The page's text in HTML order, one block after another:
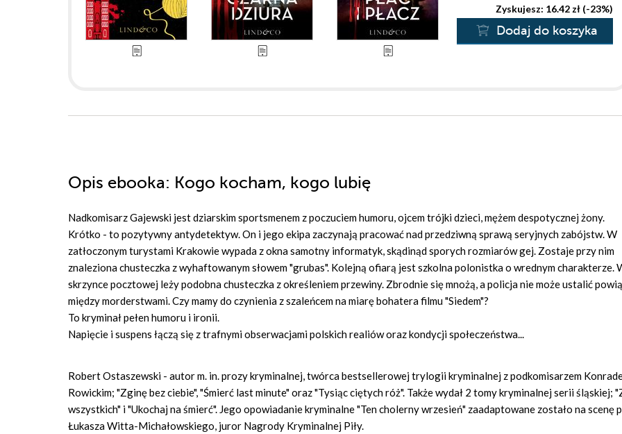
Zyskujesz: 16.42 zł (-23%)
Dodaj do koszyka
Opis ebooka: Kogo kocham, kogo lubię
Nadkomisarz Gajewski jest dziarskim sportsmenem z poczuciem humoru, ojcem trójki dzieci, mężem despotycznej żony.
Krótko - to pozytywny antydetektyw. On i jego ekipa zaczynają pracować nad przedziwną sprawą seryjnych zabójstw. W
zatłoczonym turystami Krakowie wypada z okna samotny informatyk, skądinąd sporych rozmiarów gej. Zostaje przy nim
znaleziona chusteczka z wyhaftowanym słowem "grubas". Kolejną ofiarą jest szkolna polonistka o wrednym charakterze.
skrzynce pocztowej leży podobna chusteczka z określeniem przewiny. Zbrodnie się mnożą, a policja nie może ustalić
między morderstwami. Czy mamy do czynienia z szaleńcem na miarę bohatera filmu "Siedem"?
To kryminał pełen humoru i ironii.
Napięcie i suspens łączą się z trafnymi obserwacjami polskich realiów oraz kondycji społeczeństwa...
Robert Ostaszewski - autor m. in. prozy kryminalnej, twórca bestsellerowej trylogii kryminalnej z podkomisarzem
Rowickim; "Zginę bez ciebie", "Śmierć last minute" oraz "Tysiąc ciętych róż". Także wydał 2 tomy kryminalnej serii śląskiej;
wszystkich" i "Ukochaj na śmierć". Jego opowiadanie kryminalne "Ten cholerny wrzesień" zaadaptowane zostało na scenę
Łukasza Witta-Michałowskiego, juror Nagrody Kryminalnej Piły.